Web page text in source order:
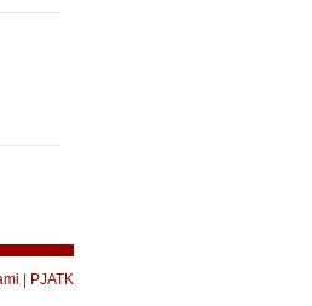
PJATK